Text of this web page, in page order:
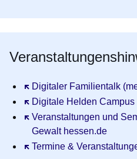
Digitaler Familientalk
Öffnet sich in einem neuen
Digitale Helden Campus
Öffnet sich in einem neuen
Veranstaltungen und
Gewalt hessen.de
Öffnet sich in einem neuen
Termine &
Öffnet sich in einem neuen